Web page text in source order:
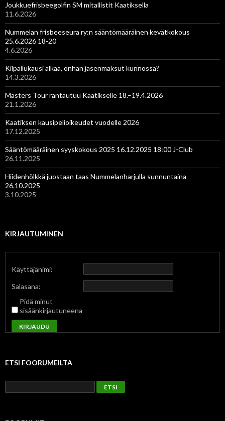
Joukkuefrisbeegolfin SM mitallistit Kaatiksella
11.6.2026
Nummelan frisbeeseura ry:n sääntömääräinen kevätkokous
25.6.2026 18-20
4.6.2026
Kilpailukausi alkaa, onhan jäsenmaksut kunnossa?
14.3.2026
Masters Tour rantautuu Kaatikselle 18.–19.4.2026
21.1.2026
Kaatiksen kausipelioikeudet vuodelle 2026
17.12.2025
Sääntömääräinen syyskokous 2025 16.12.2025 18:00 J-Club
26.11.2025
Hiidenhölkkä juostaan taas Nummelanharjulla sunnuntaina
26.10.2025
3.10.2025
KIRJAUTUMINEN
Käyttäjänimi:
Salasana:
Pidä minut
sisäänkirjautuneena
KIRJAUDU
ETSI FOORUMEILTA